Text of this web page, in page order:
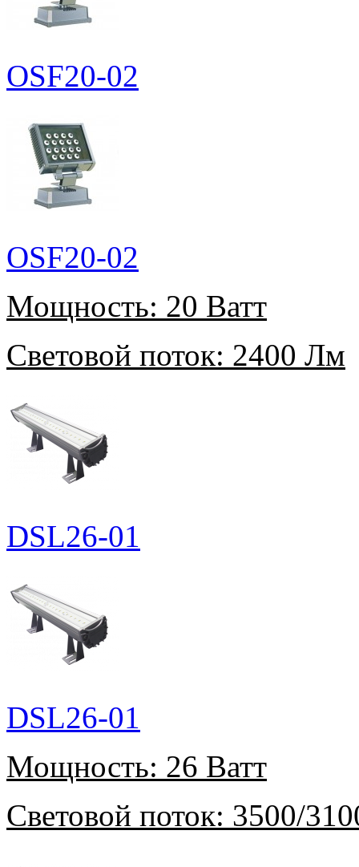
OSF20-02
OSF20-02
Мощность: 20 Ватт
Световой поток: 2400 Лм
DSL26-01
DSL26-01
Мощность: 26 Ватт
Световой поток: 3500/